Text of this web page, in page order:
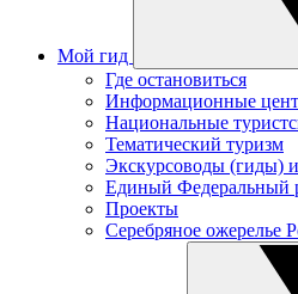
Мой гид
Где остановиться
Информационные
Национальные
Тематический туризм
Экскурсоводы (гиды)
Единый Федеральный
Проекты
Серебряное ожерелье